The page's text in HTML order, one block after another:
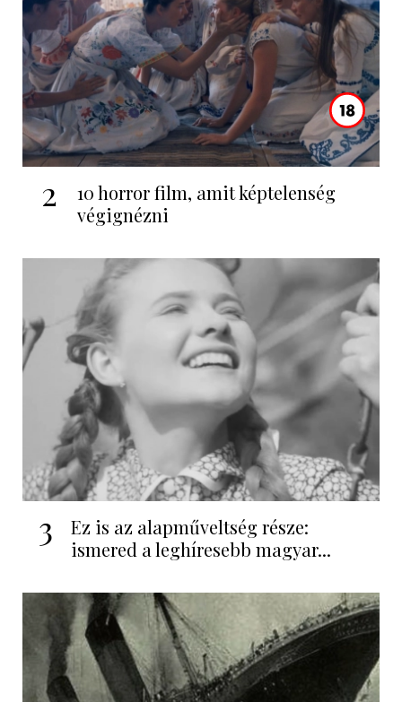
2
10 horror film, amit képtelenség
végignézni
3
Ez is az alapműveltség része:
ismered a leghíresebb magyar...